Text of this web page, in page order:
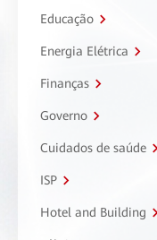
Educação
Energia Elétrica
Finanças
Governo
Cuidados de saúde
ISP
Hotel and Building